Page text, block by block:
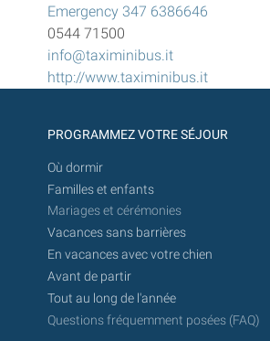
Emergency 347 6386646
0544 71500
info@taximinibus.it
http://www.taximinibus.it
PROGRAMMEZ VOTRE SÉJOUR
Où dormir
Familles et enfants
Mariages et cérémonies
Vacances sans barrières
En vacances avec votre chien
Avant de partir
Tout au long de l'année
Questions fréquemment posées (FAQ)